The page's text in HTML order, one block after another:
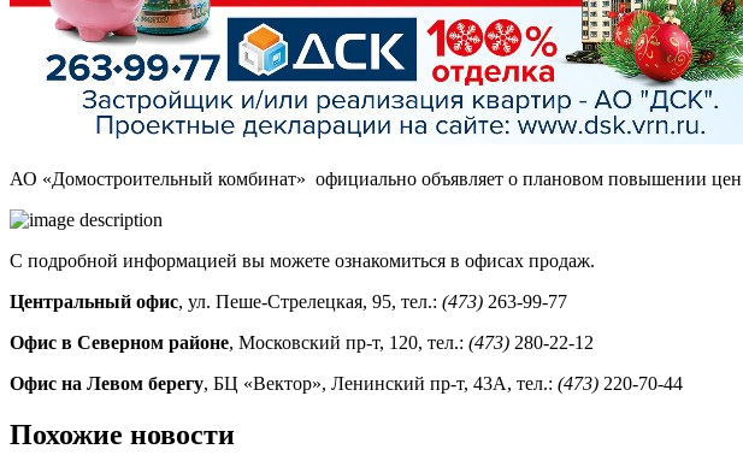
АО «Домостроительный комбинат» официально объявляет о плановом повышении цен
С подробной информацией вы можете ознакомиться в офисах продаж.
Центральный офис, ул. Пеше-Стрелецкая, 95, тел.: (473) 263-99-77
Офис в Северном районе, Московский пр-т, 120, тел.: (473) 280-22-12
Офис на Левом берегу, БЦ «Вектор», Ленинский пр-т, 43А, тел.: (473) 220-70-44
Похожие новости